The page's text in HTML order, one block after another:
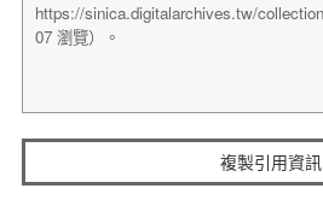
複製引用資訊